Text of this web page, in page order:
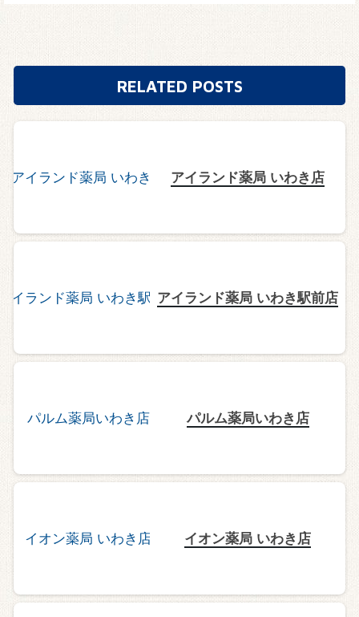
RELATED POSTS
アイランド薬局 いわき店
アイランド薬局 いわき駅前店
パルム薬局いわき店
イオン薬局 いわき店